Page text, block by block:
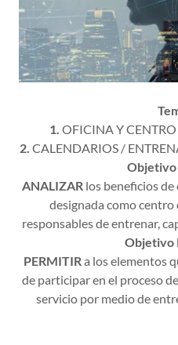
1. OFICINA Y
2. CALENDARIOS /
Objetivo
ANALIZARlos beneficios de
designada como centro
responsables de entrenar,
Objetivo
PERMITIRa los elementos
de participar en el proceso
servicio por medio de